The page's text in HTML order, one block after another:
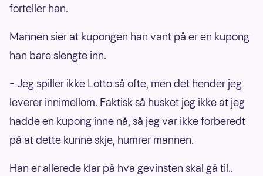
forteller han.
Mannen sier at kupongen han vant på er en kupong
han bare slengte inn.
– Jeg spiller ikke Lotto så ofte, men det hender jeg
leverer innimellom. Faktisk så husket jeg ikke at jeg
hadde en kupong inne nå, så jeg var ikke forberedt
på at dette kunne skje, humrer mannen.
Han er allerede klar på hva gevinsten skal gå til..